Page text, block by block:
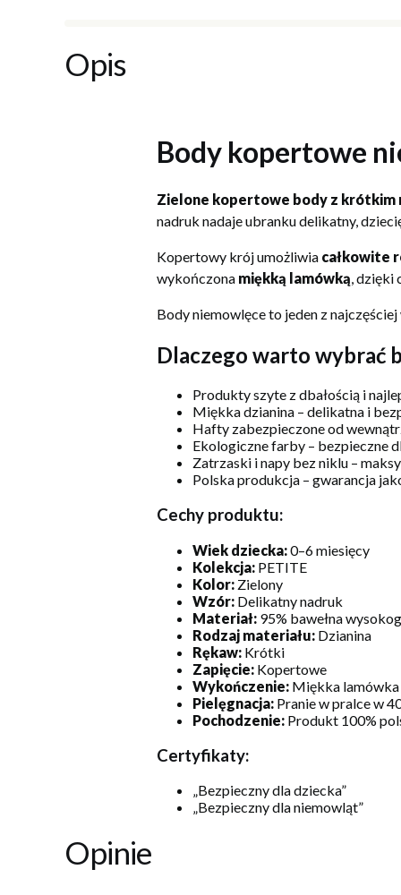
Opis
Body kopertowe
Zielone kopertowe body z krótkim
nadruk nadaje ubranku delikatny,
Kopertowy krój umożliwia całkowite
wykończona miękką lamówką ,
Body niemowlęce to jeden z
Dlaczego warto wybrać
Produkty szyte z dbałością i
Miękka dzianina – delikatna i
Hafty zabezpieczone od
Ekologiczne farby – bezpieczne
Zatrzaski i napy bez niklu –
Polska produkcja – gwarancja
Cechy produktu:
Wiek dziecka:0–6 miesięcy
Kolekcja:PETITE
Kolor:Zielony
Wzór:Delikatny nadruk
Materiał:95% bawełna
Rodzaj materiału:Dzianina
Rękaw:Krótki
Zapięcie:Kopertowe
Wykończenie:Miękka lamówka
Pielęgnacja:Pranie w pralce w
Pochodzenie:Produkt 100%
Certyfikaty:
„Bezpieczny dla dziecka”
„Bezpieczny dla niemowląt”
Opinie